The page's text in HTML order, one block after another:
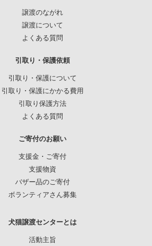
譲渡のながれ
譲渡について
よくある質問
引取り・保護依頼
引取り・保護について
引取り・保護にかかる費用
引取り保護方法
よくある質問
ご寄付のお願い
支援金・ご寄付
支援物資
バザー品のご寄付
ボランティアさん募集
犬猫譲渡センターとは
活動主旨